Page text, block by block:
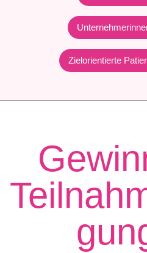
Zielorientierte